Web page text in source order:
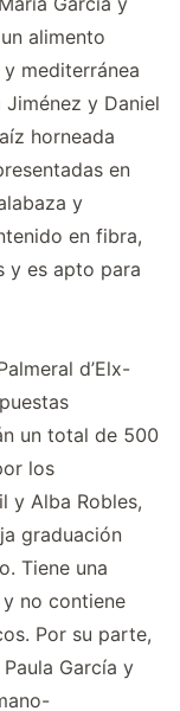
alimento
mediterránea
y Daniel
horneada
en
y
en fibra,
y es apto para
d’Elx-
un total de 500
los
y Alba Robles,
graduación
Tiene una
no contiene
Por su parte,
García y